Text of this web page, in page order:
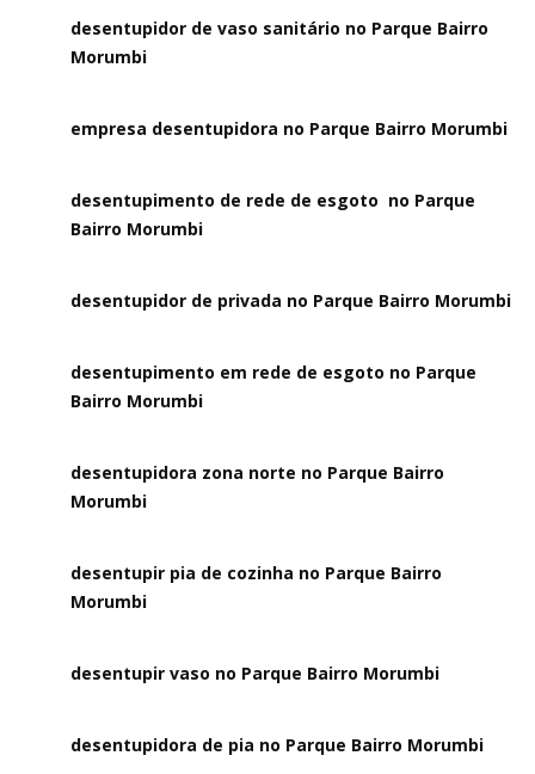
desentupidor de vaso sanitário no Parque Bairro
Morumbi
empresa desentupidora no Parque Bairro Morumbi
desentupimento de rede de esgoto no Parque
Bairro Morumbi
desentupidor de privada no Parque Bairro Morumbi
desentupimento em rede de esgoto no Parque
Bairro Morumbi
desentupidora zona norte no Parque Bairro
Morumbi
desentupir pia de cozinha no Parque Bairro
Morumbi
desentupir vaso no Parque Bairro Morumbi
desentupidora de pia no Parque Bairro Morumbi